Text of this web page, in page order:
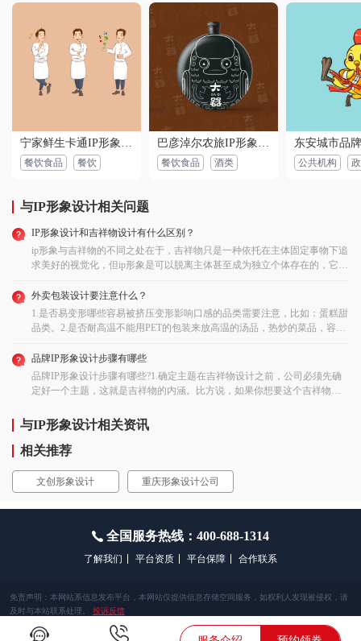
用户 137****9042：
设计师沟通顺畅，提出了很多建议，客服很热情，设
计作品我很满意，交稿很准时，非常满意，必须好
评！
2022-10-18 00:23:32 所在地：湖南
用户 150****5374：
设计师理解能力强，沟通顺畅，很专业，服务态度也
好，作品我很喜欢，出稿很及时，速度很快，是一次
2022-06-02 01:20:07 所在地：宁夏
用户 131****0072：
设计效果非常好，有一种脱颖而出的感觉，态度严谨
认真，服务周到，设计非常满意！
用户 155****5609：
与设计师沟通很顺畅，服务态度也很好，设计的作品
让我很惊喜，很有创意，交稿准时，很有良心的一
2022-05-14 07:07:53 所在地：新疆
餐饮食品 餐饮 餐饮食品 酒类 公共机构
与IP形象设计相关问题
IP形象设计和吉祥物设计有什么区别？
ip形象与吉祥物的不同之处在于，吉祥物只是一种依托在主体固定事物下追
求美好的视觉化，但ip形象是可以脱离主体甚至成为独立个体存在的，它可
外卖包装设计要注意什么？
1.是否易变形哪些容易被挤压变形影响口感的品类需要注意，比如：蛋糕甜
品类。2.是否耐高温不能用PET的包装来放高温的汤品，热炒的菜品，容易
就是手感较软，密封性不够高，装放带汁水的菜品容易撒漏，这也是商家
要考量的地方。4.价格成本包装成本一定事先要有严格预算，控制在平均客
单价5%以内。高于这个范围就会增加外卖的成本负担，商家应慎重选择。
品牌IP形象设计步骤有哪些
品牌IP形象设计步骤有哪些?1.确定主题在吉祥物设计之前，公司必须先确
定好一个主题，这就是吉祥物的内涵。比方说，如果你想要这个吉祥物表
此，企业必须明确一个主题，而且这个主题最好是贴近人们生的活，能让
顾客比较喜欢。一般来说，吉祥物的主题不外乎平安快乐、健康安乐等吉
祥的寓意。总而言之，企业在确定主题时，要把人们心里的想法传达出
主题确定好之后，还要对吉祥物的造型和形状进行确认。一般来说，大家
在选择吉祥物的造型时，都会选择一些看起来可爱的造型。虽说现代人们
的审美观念各不相同，但大众还是比较喜欢可爱的形状。吉祥物就是为了
爱，让人很喜欢。因此，吉祥物的外形其实很重要，如果这个吉祥物的外
了吉祥物的造型后，也要注意吉祥物的颜色。一般来说，吉祥物设计在选
吉祥物，所以选择的颜色就是蓝色；例如有些公司做的新年吉祥物会采用
红色，代表着吉祥、喜庆。在确定吉祥物的颜色时最好能选择一些比较喜
庆的颜色，这样看起来也能让人更喜欢一些。
与IP形象设计相关资讯
相关推荐
文创形象设计 重庆形象设计公司
全国服务热线：400-688-1314
了解我们 平台资质 平台保障 合作联系
免责声明：本网站系信息发布平台，本网站仅提供信息存储空间服务，如权利人发现被侵权，请
及时与本站联系处理。 投诉反馈
2013-2023 vipyidian.com 艺点意创商城